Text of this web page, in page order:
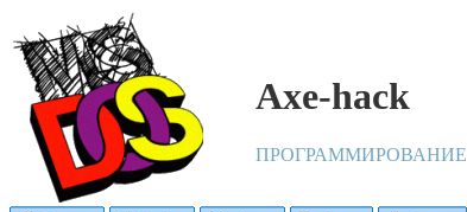
Axe-hack
ПРОГРАММИРОВАНИЕ